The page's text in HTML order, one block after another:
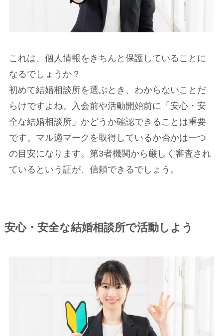
これは、個人情報をきちんと保護していることに
なるでしょうか？
初めて結婚相談所を選ぶとき、わからないことだ
らけですよね。入会前や活動開始前に「安心・安
全な結婚相談所」かどうか確認できることは重要
です。マル適マークを取得しているか否かは一つ
の目安になります。第3者機関から厳しく審査され
ているという証が、信頼できるでしょう。
安心・安全な結婚相談所で活動しよう